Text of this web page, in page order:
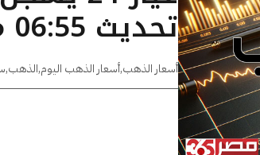
تحديث 06:55 مساءًا
أسعار الذهب,أسعار الذهب اليوم,الذهب,